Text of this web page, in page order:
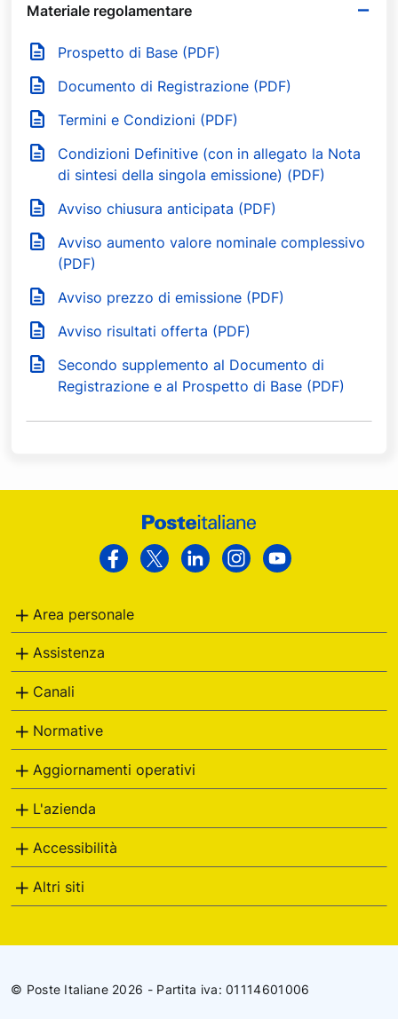
Materiale regolamentare
Prospetto di Base (PDF)
Documento di Registrazione (PDF)
Termini e Condizioni (PDF)
Condizioni Definitive (con in allegato la Nota
di sintesi della singola emissione) (PDF)
Avviso chiusura anticipata (PDF)
Avviso aumento valore nominale complessivo
(PDF)
Avviso prezzo di emissione (PDF)
Avviso risultati offerta (PDF)
Secondo supplemento al Documento di
Registrazione e al Prospetto di Base (PDF)
Facebook
Twitter LinkedinInstagram
Area personale
Assistenza
Canali
Normative
Aggiornamenti operativi
L'azienda
Accessibilità
Altri siti
© Poste Italiane 2026 - Partita iva: 01114601006